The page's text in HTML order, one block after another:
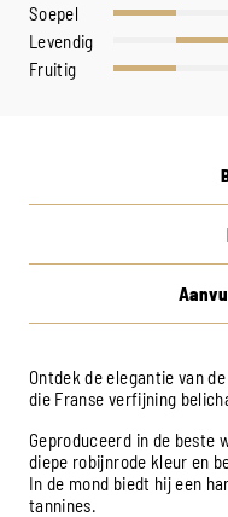
Soepel
Levendig
Fruitig
Ontdek de elegantie van
die Franse verfijning
Geproduceerd in de beste
diepe robijnrode kleur en
In de mond biedt hij een
tannines.